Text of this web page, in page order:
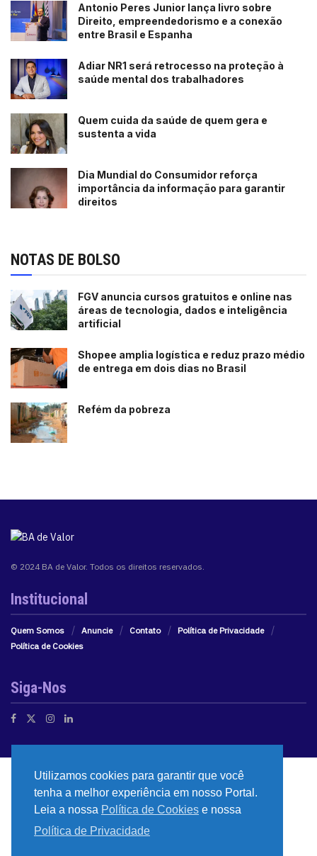
Antonio Peres Junior lança livro sobre
Direito, empreendedorismo e a conexão
entre Brasil e Espanha
Adiar NR1 será retrocesso na proteção à
saúde mental dos trabalhadores
Quem cuida da saúde de quem gera e
sustenta a vida
Dia Mundial do Consumidor reforça
importância da informação para garantir
direitos
NOTAS DE BOLSO
FGV anuncia cursos gratuitos e online nas
áreas de tecnologia, dados e inteligência
artificial
Shopee amplia logística e reduz prazo médio
de entrega em dois dias no Brasil
Refém da pobreza
© 2024 BA de Valor. Todos os direitos reservados.
Institucional
Quem Somos Anuncie Contato
Política de Privacidade
Política de Cookies
Siga-Nos
Utilizamos cookies para garantir que você
tenha a melhor experiência em nosso Portal.
Leia a nossa Política de Cookies e nossa
Política de Privacidade